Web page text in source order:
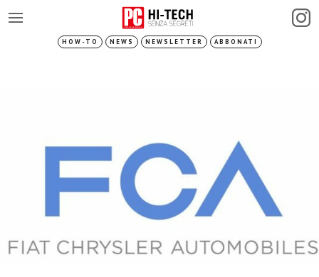
HOW-TO NEWS NEWSLETTER ABBONATI